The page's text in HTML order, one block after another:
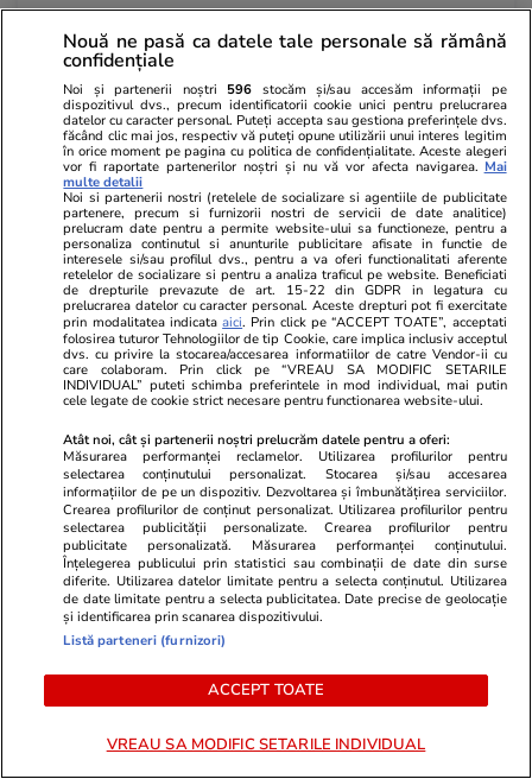
cadastru sunt blocați
Știri România 26 iul.
Român întors acasă după 25 de ani în
Germania: „Și urzica e mai faină aici decât
trandafirii dincolo”
Știri România 26 iul.
Ploi torențiale, grindină și vijelii în 21 de
județe. Harta zonelor vizate luni de avertizarea
meteo ANM cod galben
Ştiri 26 iul. 2021
Ce nu trebuie să faci de Sfântul Pantelimon
Nouă ne pasă ca datele tale personale să rămână
confidențiale
Noi și partenerii noștri 596 stocăm și/sau accesăm informații pe
dispozitivul dvs., precum identificatorii cookie unici pentru prelucrarea
datelor cu caracter personal. Puteți accepta sau gestiona preferințele dvs.
făcând clic mai jos, respectiv vă puteți opune utilizării unui interes legitim
în orice moment pe pagina cu politica de confidențialitate. Aceste alegeri
vor fi raportate partenerilor noștri și nu vă vor afecta navigarea. Mai
multe detalii
Noi si partenerii nostri (retelele de socializare si agentiile de publicitate
partenere, precum si furnizorii nostri de servicii de date analitice)
prelucram date pentru a permite website-ului sa functioneze, pentru a
personaliza continutul si anunturile publicitare afisate in functie de
interesele si/sau profilul dvs., pentru a va oferi functionalitati aferente
retelelor de socializare si pentru a analiza traficul pe website. Beneficiati
de drepturile prevazute de art. 15-22 din GDPR in legatura cu
prelucrarea datelor cu caracter personal. Aceste drepturi pot fi exercitate
prin modalitatea indicataaici. Prin click pe “ACCEPT TOATE”, acceptati
folosirea tuturor Tehnologiilor de tip Cookie, care implica inclusiv acceptul
dvs. cu privire la stocarea/accesarea informatiilor de catre Vendor-ii cu
care colaboram. Prin click pe “VREAU SA MODIFIC SETARILE
INDIVIDUAL” puteti schimba preferintele in mod individual, mai putin
cele legate de cookie strict necesare pentru functionarea website-ului.
Atât noi, cât și partenerii noștri prelucrăm datele pentru a oferi:
Măsurarea performanței reclamelor. Utilizarea profilurilor pentru
selectarea conținutului personalizat. Stocarea și/sau accesarea
informațiilor de pe un dispozitiv. Dezvoltarea și îmbunătățirea serviciilor.
Crearea profilurilor de conținut personalizat. Utilizarea profilurilor pentru
selectarea publicității personalizate. Crearea profilurilor pentru
publicitate personalizată. Măsurarea performanței conținutului.
Înțelegerea publicului prin statistici sau combinații de date din surse
diferite. Utilizarea datelor limitate pentru a selecta conținutul. Utilizarea
de date limitate pentru a selecta publicitatea. Date precise de geolocație
și identificarea prin scanarea dispozitivului.
Listă parteneri (furnizori)
ACCEPT TOATE
VREAU SA MODIFIC SETARILE INDIVIDUAL